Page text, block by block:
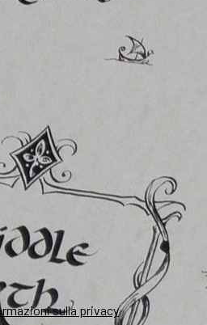
sulla privacy